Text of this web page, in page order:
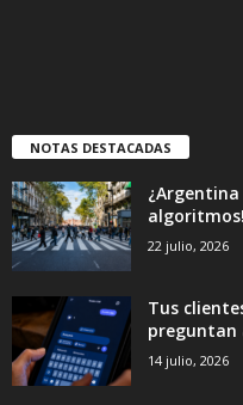
NOTAS DESTACADAS
algoritmos!
22 julio, 2026
Tus
preguntan
14 julio, 2026